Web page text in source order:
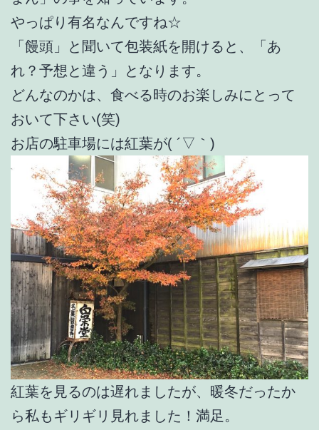
やっぱり有名なんですね☆
「饅頭」と聞いて包装紙を開けると、「あ
れ？予想と違う」となります。
どんなのかは、食べる時のお楽しみにとって
おいて下さい(笑)
お店の駐車場には紅葉が( ´▽｀)
紅葉を見るのは遅れましたが、暖冬だったか
ら私もギリギリ見れました！満足。